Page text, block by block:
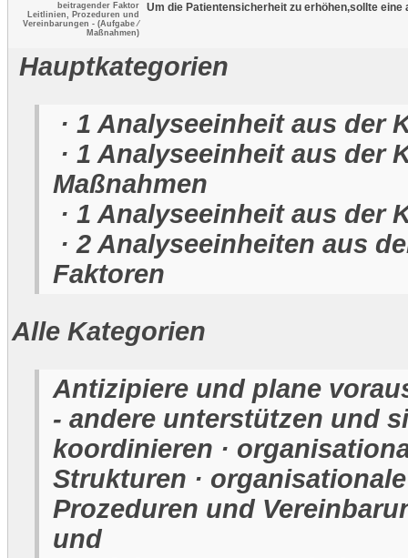
beitragender Faktor
Leitlinien, Prozeduren und
Vereinbarungen - (Aufgabe ⁄
Maßnahmen)
Um die Patientensicherheit zu erhöhen,sollte
Hauptkategorien
· 1 Analyseeinheit aus der
· 1 Analyseeinheit aus der
Maßnahmen
· 1 Analyseeinheit aus der
· 2 Analyseeinheiten aus
Faktoren
Alle Kategorien
Antizipiere und plane
- andere unterstützen und
koordinieren ·
Strukturen ·
Prozeduren und
und